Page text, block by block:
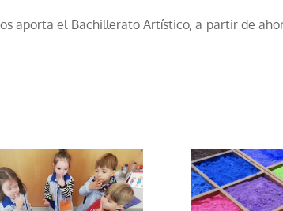
aporta el Bachillerato Artístico, a partir de